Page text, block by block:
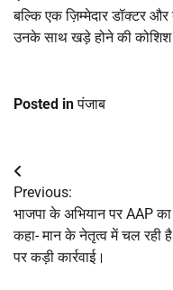
बल्कि एक ज़िम्मेदार डॉक्टर
उनके साथ खड़े होने की
Posted inपंजाब
Post
navigation
Previous:
भाजपा के अभियान पर AAP का
कहा- मान के नेतृत्व में चल रही
पर कड़ी कार्रवाई।